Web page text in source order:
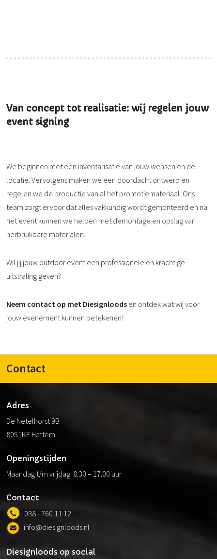
Van concept tot realisatie: wij regelen jouw
event signing
We beginnen met een inventarisatie van jouw wensen en de
locatie. Vervolgens maken we een doordacht ontwerp en
regelen we de productie van al het promotiemateriaal. Ons
team zorgt ervoor dat alles vakkundig wordt gemonteerd en na
het event kunnen we helpen met demontage en opslag van
herbruikbare materialen.
Wil jij jouw outdoor event een professionele en krachtige
uitstraling geven?
Neem contact op met Diesignloods en ontdek wat wij voor
jouw evenement kunnen betekenen!
Contact
Adres
De Netelhorst 9B
8051KE Hattem
Openingstijden
Maandag t/m vrijdag 8:30 – 17:00 uur
Contact
038 - 760 11 12
info@diesignloods.nl
Diesignloods op social